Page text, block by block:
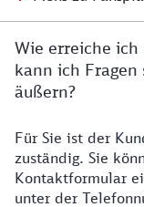
Wie erreiche
kann ich
äußern?
Details zu
Für Sie ist der
zuständig. Sie
Kontaktformular
unter der